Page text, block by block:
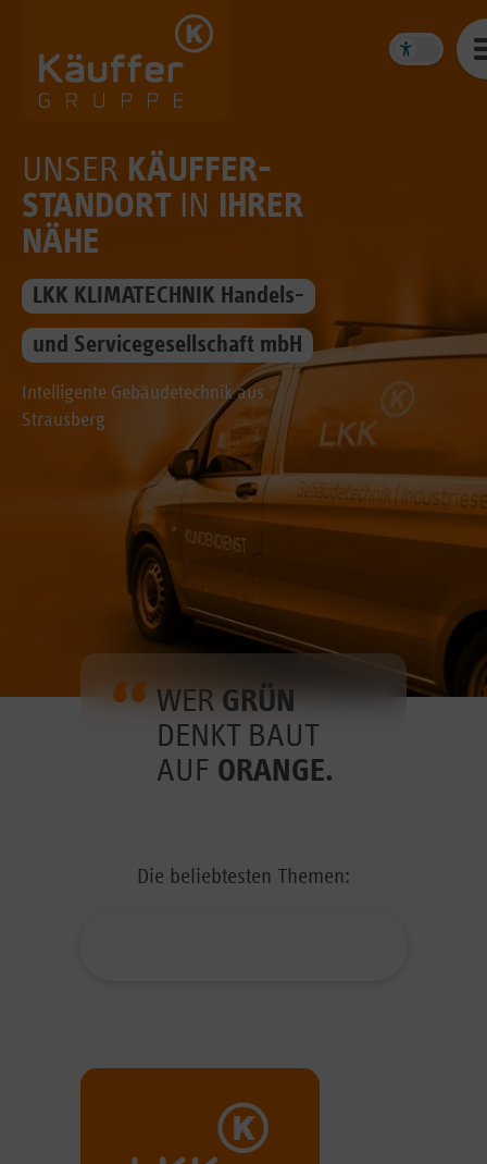
UNSER KÄUFFER-
STANDORTIN
IHRER
NÄHE
LKK KLIMATECHNIK Handels-
und Servicegesellschaft mbH
Intelligente Gebäudetechnik aus
Strausberg
WERGRÜN
DENKT BAUT
AUF ORANGE.
Die beliebtesten Themen: